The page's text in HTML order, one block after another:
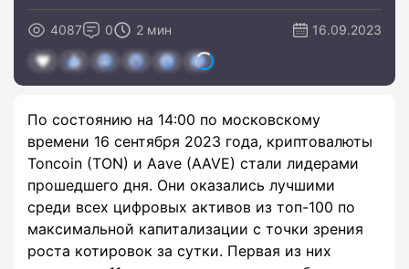
4087 0 2 мин 16.09.2023
По состоянию на 14:00 по московскому
времени 16 сентября 2023 года, криптовалюты
Toncoin (TON) и Aave (AAVE) стали лидерами
прошедшего дня. Они оказались лучшими
среди всех цифровых активов из топ-100 по
максимальной капитализации с точки зрения
роста котировок за сутки. Первая из них